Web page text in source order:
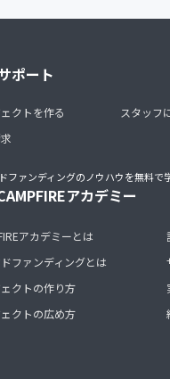
ポート
クトを作る
スタッフ
ファンディングのノウハウを無料で
アカデミー
アカデミーとは
ファンディングとは
クトの作り方
クトの広め方